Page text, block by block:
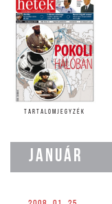
TARTALOMJEGYZÉK
JANUÁR